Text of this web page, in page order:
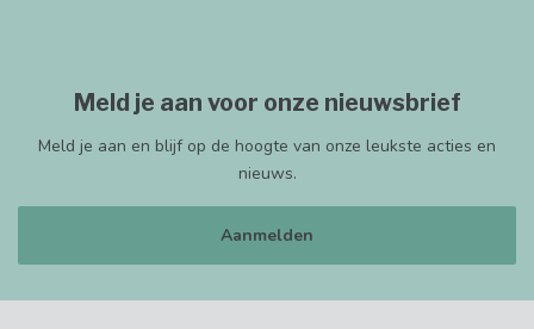
Meld je aan voor onze nieuwsbrief
Meld je aan en blijf op de hoogte van onze leukste acties en
nieuws.
Aanmelden